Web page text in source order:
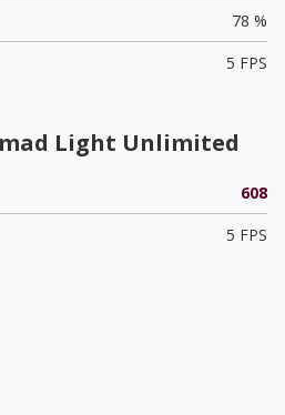
78 %
5 FPS
Light Unlimited
608
5 FPS